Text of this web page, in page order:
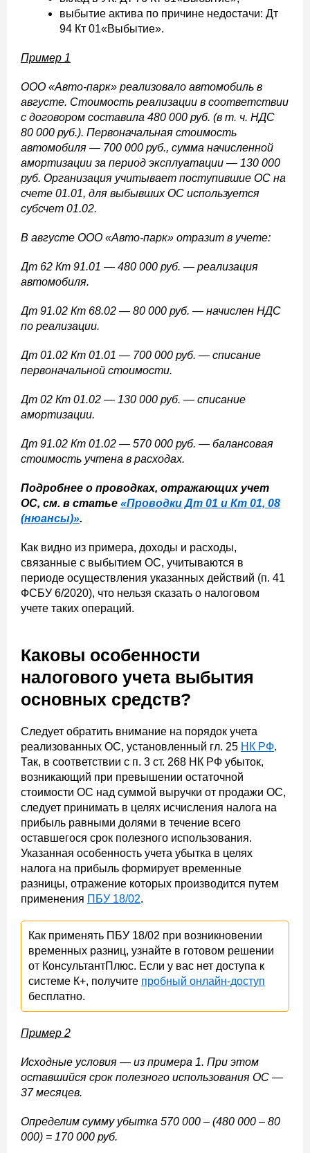
выбытие актива по причине недостачи: Дт
94 Кт 01«Выбытие».
Пример 1
ООО «Авто-парк» реализовало автомобиль в
августе. Стоимость реализации в соответствии
с договором составила 480 000 руб. (в т. ч. НДС
80 000 руб.). Первоначальная стоимость
автомобиля — 700 000 руб., сумма начисленной
амортизации за период эксплуатации — 130 000
руб. Организация учитывает поступившие ОС на
счете 01.01, для выбывших ОС используется
субсчет 01.02.
В августе ООО «Авто-парк» отразит в учете:
Дт 62 Кт 91.01 — 480 000 руб. — реализация
автомобиля.
Дт 91.02 Кт 68.02 — 80 000 руб. — начислен НДС
по реализации.
Дт 01.02 Кт 01.01 — 700 000 руб. — списание
первоначальной стоимости.
Дт 02 Кт 01.02 — 130 000 руб. — списание
амортизации.
Дт 91.02 Кт 01.02 — 570 000 руб. — балансовая
стоимость учтена в расходах.
Подробнее о проводках, отражающих учет
ОС, см. в статье «Проводки Дт 01 и Кт 01, 08
(нюансы)».
Как видно из примера, доходы и расходы,
связанные с выбытием ОС, учитываются в
периоде осуществления указанных действий (п. 41
ФСБУ 6/2020), что нельзя сказать о налоговом
учете таких операций.
Каковы особенности
налогового учета выбытия
основных средств?
Следует обратить внимание на порядок учета
реализованных ОС, установленный гл. 25 НК РФ.
Так, в соответствии с п. 3 ст. 268 НК РФ убыток,
возникающий при превышении остаточной
стоимости ОС над суммой выручки от продажи ОС,
следует принимать в целях исчисления налога на
прибыль равными долями в течение всего
оставшегося срок полезного использования.
Указанная особенность учета убытка в целях
налога на прибыль формирует временные
разницы, отражение которых производится путем
применения ПБУ 18/02.
Как применять ПБУ 18/02 при возникновении
временных разниц, узнайте в готовом решении
от КонсультантПлюс. Если у вас нет доступа к
системе К+, получите пробный онлайн-доступ
бесплатно.
Пример 2
Исходные условия — из примера 1. При этом
оставшийся срок полезного использования ОС —
37 месяцев.
Определим сумму убытка 570 000 – (480 000 – 80
000) = 170 000 руб.